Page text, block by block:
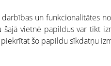
ietvaros saņemtajai informācijai ir
un funkcionalitātes
vietnē papildus var tikt
piekrītat šo papildu sīkdatņu